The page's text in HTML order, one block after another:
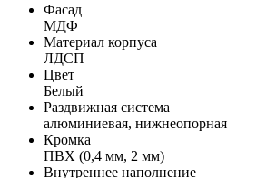
Фасад
МДФ
Материал корпуса
ЛДСП
Цвет
Белый
Раздвижная система
алюминиевая, нижнеопорная
Кромка
ПВХ (0,4 мм, 2 мм)
Внутреннее наполнение